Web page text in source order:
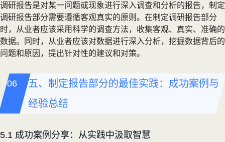
调研报告是对某一问题或现象进行深入调查和分析的报告，制定
调研报告部分需要遵循客观真实的原则。在制定调研报告部分
时，从业者应该采用科学的调查方法，收集客观、真实、准确的
数据。同时，从业者应该对数据进行深入分析，挖掘数据背后的
问题和原因，提出针对性的建议和对策。
五、制定报告部分的最佳实践：成功案例与
经验总结
5.1 成功案例分享：从实践中汲取智慧